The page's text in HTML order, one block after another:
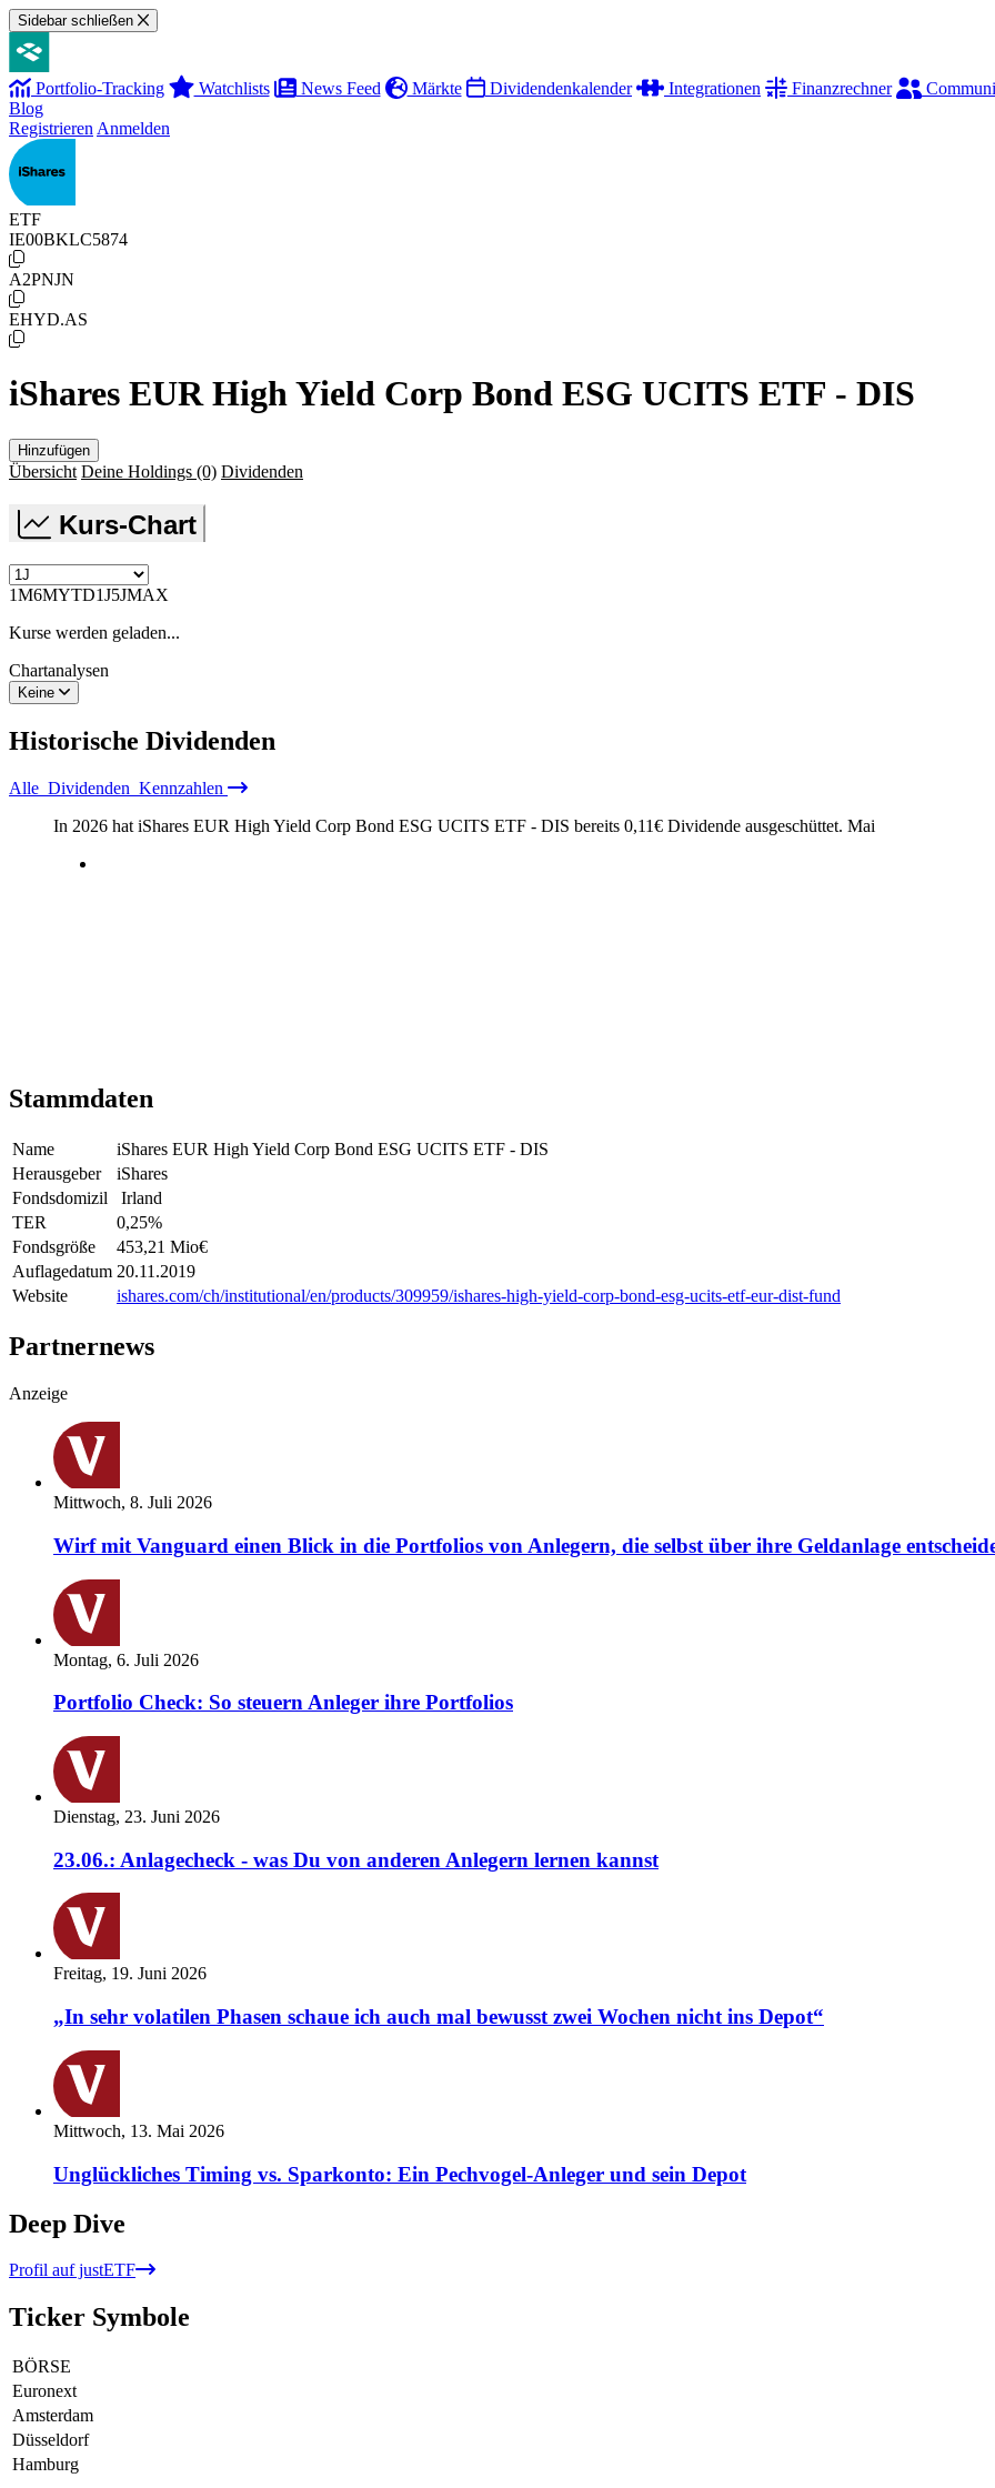
Sidebar schließen
Portfolio-Tracking Watchlists News Feed Märkte Dividendenkalender Integrationen Finanzrechner
Blog
Registrieren Anmelden
ETF
IE00BKLC5874
A2PNJN
EHYD.AS
iShares EUR High Yield Corp Bond ESG UCITS ETF - DIS
Hinzufügen
Übersicht Deine Holdings (0) Dividenden
Kurs-Chart
1M6MYTD1J5JMAX
Kurse werden geladen...
Chartanalysen
Keine
Historische Dividenden
Alle Dividenden Kennzahlen
In 2026 hat iShares EUR High Yield Corp Bond ESG UCITS ETF - DIS bereits 0,11€ Dividende ausgeschüttet. Mai
Stammdaten
Name
iShares EUR High Yield Corp Bond ESG UCITS ETF - DIS
Herausgeber
iShares
Fondsdomizil
Irland
TER
0,25%
Fondsgröße
453,21 Mio€
Auflagedatum 20.11.2019
Website
ishares.com/ch/institutional/en/products/309959/ishares-high-yield-corp-bond-esg-ucits-etf-eur-dist-fund
Partnernews
Anzeige
Mittwoch, 8. Juli 2026
Wirf mit Vanguard einen Blick in die Portfolios von Anlegern, die selbst über ihre Geldanlage
Montag, 6. Juli 2026
Portfolio Check: So steuern Anleger ihre Portfolios
Dienstag, 23. Juni 2026
23.06.: Anlagecheck - was Du von anderen Anlegern lernen kannst
Freitag, 19. Juni 2026
„In sehr volatilen Phasen schaue ich auch mal bewusst zwei Wochen nicht ins Depot“
Mittwoch, 13. Mai 2026
Unglückliches Timing vs. Sparkonto: Ein Pechvogel-Anleger und sein Depot
Deep Dive
Profil auf justETF
Ticker Symbole
BÖRSE
Euronext
Amsterdam
Düsseldorf
Hamburg